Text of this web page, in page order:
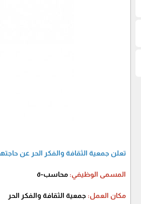
تعلن جمعية الثقافة والفكر الحر عن
المسمى الوظيفي: محاسب-ة
مكان العمل: جمعية الثقافة والفكر الحر